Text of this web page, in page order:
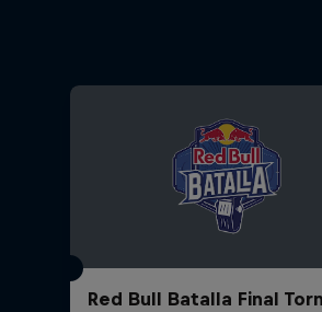
Red Bull Batalla Final